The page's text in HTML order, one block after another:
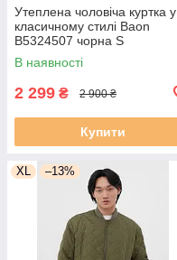
Утеплена чоловіча куртка у
класичному стилі Baon
B5324507 чорна S
В наявності
2 299 ₴ 2 900 ₴
Купити
XL –13%